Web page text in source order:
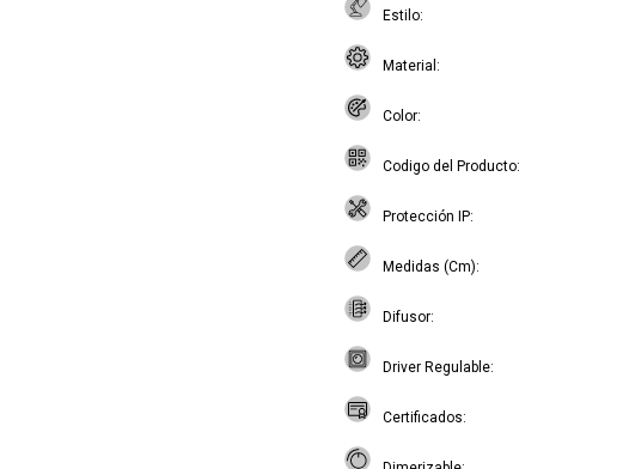
Estilo
Material
Color
Codigo del Producto
Protección IP
Medidas (Cm)
Difusor
Driver Regulable
Certificados